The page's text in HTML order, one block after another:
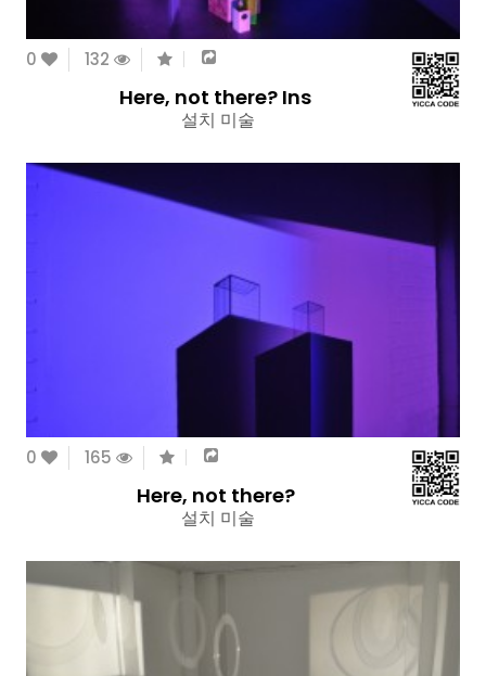
0 132
Here, not there? Ins
설치 미술
0 165
Here, not there?
설치 미술